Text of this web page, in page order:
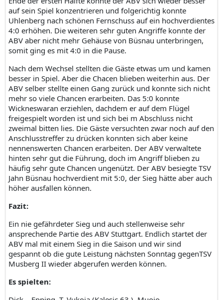
auf sein Spiel konzentrieren und folgerichtig konnte
Uhlenberg nach schönen Fernschuss auf ein hochverdientes
4:0 erhöhen. Die weiteren sehr guten Angriffe konnte der
ABV aber nicht mehr Gehäuse von Büsnau unterbringen,
somit ging es mit 4:0 in die Pause.
Nach dem Wechsel stellten die Gäste etwas um und kamen
besser in Spiel. Aber die Chacen blieben weiterhin aus. Der
ABV selber stellte einen Gang zurück und konnte sich nicht
mehr so viele Chancen erarbeiten. Das 5:0 konnte
Wickneswaran erziehlen, dachdem er auf dem Flügel
freigespielt worden ist und sich bei m Abschluss nicht
zweimal bitten lies. Die Gäste versuchten zwar noch auf den
Anschlusstreffer zu drücken konnten sich aber keine
nennenswerten Chancen erarbeiten. Der ABV verwaltete
hinten sehr gut die Führung, doch im Angriff blieben zu
häufig sehr gute Chancen ungenützt. Der ABV besiegte TSV
Jahn Büsnau hochverdient mit 5:0, der Sieg hätte aber auch
höher ausfallen können.
Fazit:
Ein nie gefährdeter Sieg und auch stellenweise sehr
ansprechende Partie des ABV Stuttgart. Endlich startet der
ABV mal mit einem Sieg in die Saison und wir sind
gespannt ob die gute Leistung nächsten Sonntag gegenTSV
Musberg II wieder abgerufen werden können.
Es spielten: